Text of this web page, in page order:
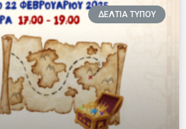
ΔΕΛΤΙΑ ΤΥΠΟΥ